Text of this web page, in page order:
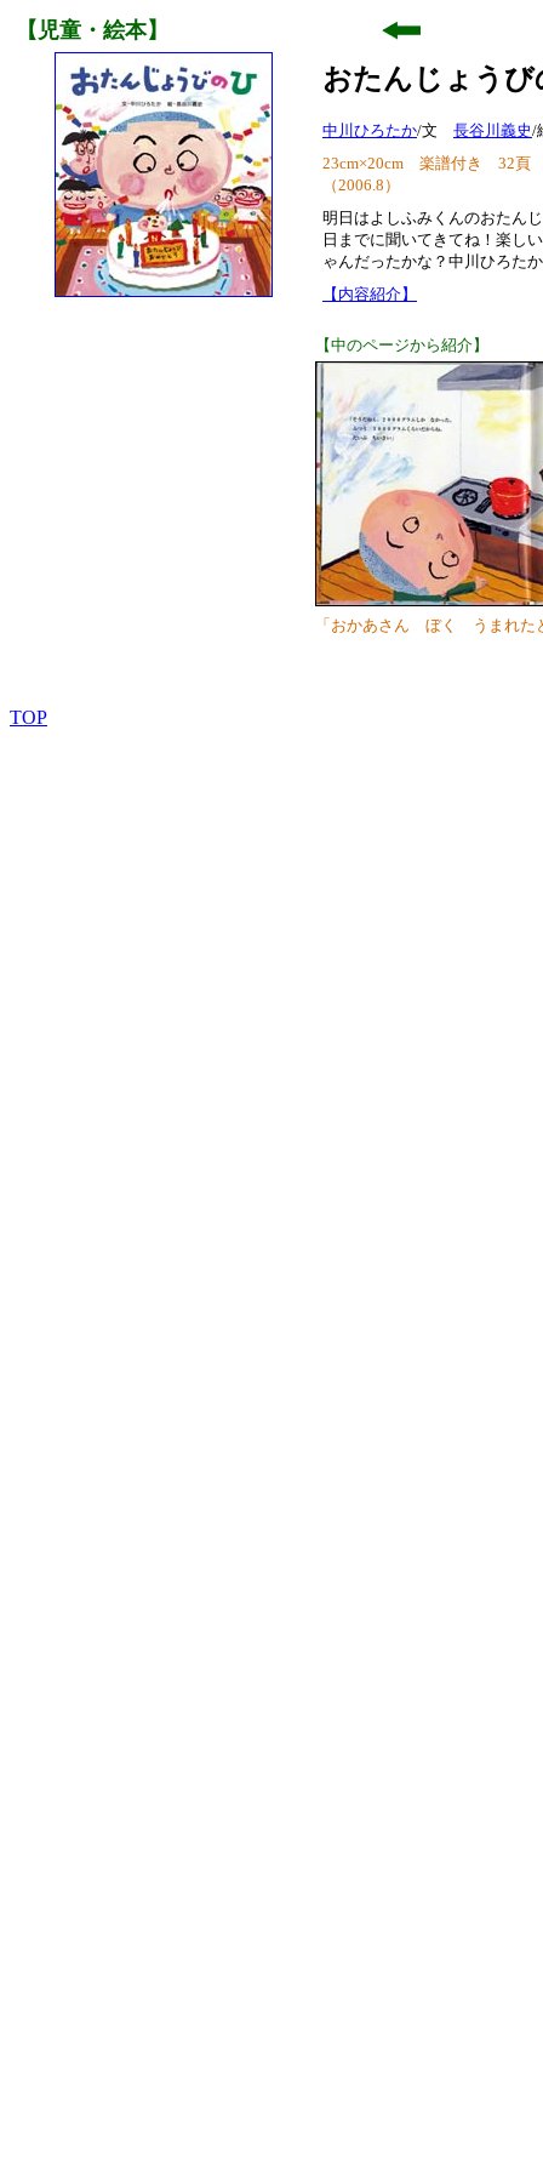
【児童・絵本】
おたんじょうび
中川ひろたか/文 長谷川義史/
23cm×20cm 楽譜付き 32頁
（2006.8）
明日はよしふみくんのおたん
日までに聞いてきてね！楽し
ゃんだったかな？中川ひろた
【内容紹介】
【中のページから紹介】
「おかあさん ぼく うまれた
TOP